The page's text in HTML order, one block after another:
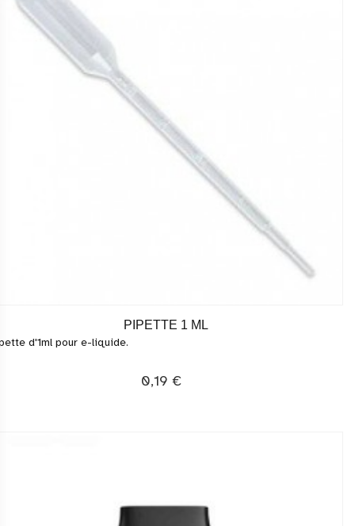
PIPETTE 1 ML
d'1ml pour e-liquide.
0,19 €